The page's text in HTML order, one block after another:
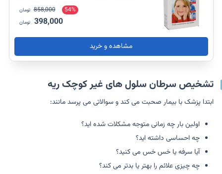
54%
858,000 تومان
398,000 تومان
مشاهده و خرید
تشخیص سرطان سلول های غیر کوچک ریه
ابتدا پزشک با بیمار صحبت می کند و سوالاتی می پرسد مانند:
اولین بار چه زمانی متوجه مشکلات شده اید؟
چه احساسی داشته اید؟
آیا سرفه یا خس خس می کنید؟
چه چیزی علائم را بهتر یا بدتر می کند؟